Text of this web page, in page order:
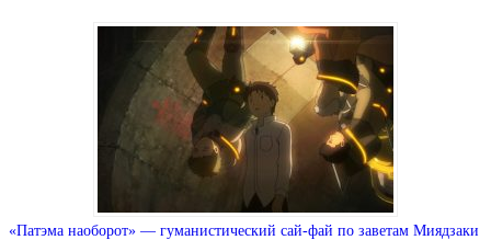
«Патэма наоборот» — гуманистический сай-фай по заветам Миядзаки